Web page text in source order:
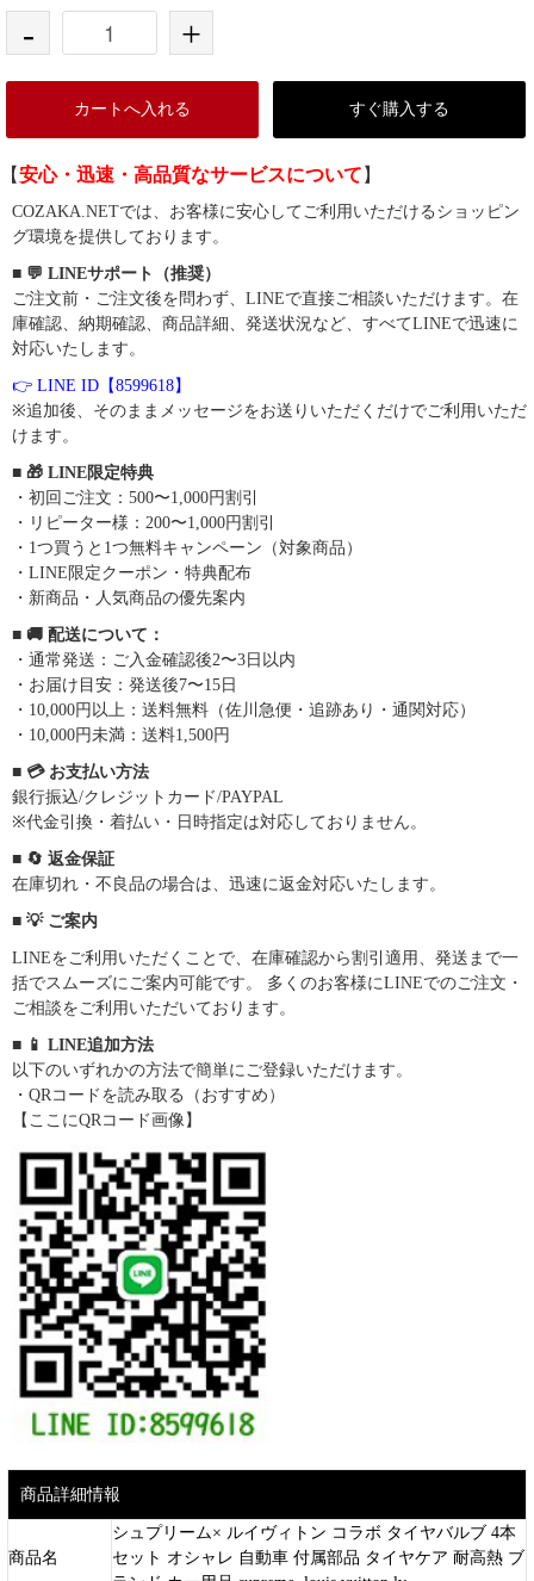
- +
カートへ入れる すぐ購入する
【安心・迅速・高品質なサービスについて 】
COZAKA.NETでは、お客様に安心してご利用いただけるショッピン
グ環境を提供しております。
■ 💬 LINEサポート（推奨）
ご注文前・ご注文後を問わず、LINEで直接ご相談いただけます。在
庫確認、納期確認、商品詳細、発送状況など、すべてLINEで迅速に
対応いたします。
👉 LINE ID【8599618】
※追加後、そのままメッセージをお送りいただくだけでご利用いただ
けます。
■ 🎁 LINE限定特典
・初回ご注文：500〜1,000円割引
・リピーター様：200〜1,000円割引
・1つ買うと1つ無料キャンペーン（対象商品）
・LINE限定クーポン・特典配布
・新商品・人気商品の優先案内
■ 🚚 配送について：
・通常発送：ご入金確認後2〜3日以内
・お届け目安：発送後7〜15日
・10,000円以上：送料無料（佐川急便・追跡あり・通関対応）
・10,000円未満：送料1,500円
■ 💳 お支払い方法
銀行振込/クレジットカード/PAYPAL
※代金引換・着払い・日時指定は対応しておりません。
■ 🔄 返金保証
在庫切れ・不良品の場合は、迅速に返金対応いたします。
■ 💡 ご案内
LINEをご利用いただくことで、在庫確認から割引適用、発送まで一
括でスムーズにご案内可能です。 多くのお客様にLINEでのご注文・
ご相談をご利用いただいております。
■ 📱 LINE追加方法
以下のいずれかの方法で簡単にご登録いただけます。
・QRコードを読み取る（おすすめ）
【ここにQRコード画像】
商品詳細情報
商品名
シュプリーム× ルイヴィトン コラボ タイヤバルブ 4本
セット オシャレ 自動車 付属部品 タイヤケア 耐高熱 ブ